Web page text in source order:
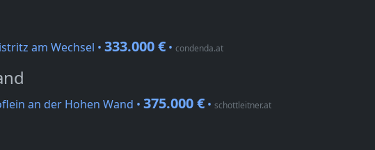
am Wechsel • 333.000 € • condenda.at
an der Hohen Wand • 375.000 € • schottleitner.at